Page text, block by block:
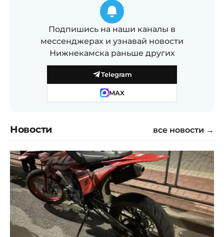
Подпишись на наши каналы в
мессенджерах и узнавай новости
Нижнекамска раньше других
Telegram
MAX
Новости все новости →